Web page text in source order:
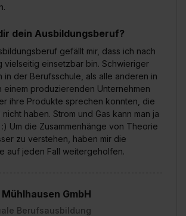
dein Ausbildungsberuf?
gefällt mir, dass ich nach
vielseitig einsetzbar bin. Schwieriger
in der Berufsschule, als alle anderen in
einem produzierenden Unternehmen
ihre Produkte sprechen konnten, die
haben. Strom und Gas kann man ja
Um die Zusammenhänge von Theorie
zu verstehen, haben mir die
auf jeden Fall weitergeholfen.
GmbH
Berufsausbildung